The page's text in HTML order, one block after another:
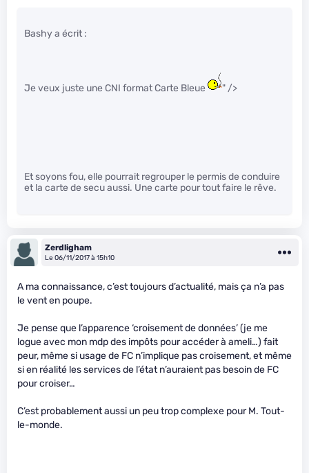
Bashy a écrit :
Je veux juste une CNI format Carte Bleue " />
Et soyons fou, elle pourrait regrouper le permis de conduire
et la carte de secu aussi. Une carte pour tout faire le rêve.
Zerdligham
Le 06/11/2017 à 15h10
A ma connaissance, c’est toujours d’actualité, mais ça n’a pas
le vent en poupe.
Je pense que l’apparence ‘croisement de données’ (je me
logue avec mon mdp des impôts pour accéder à ameli…) fait
peur, même si usage de FC n’implique pas croisement, et même
si en réalité les services de l’état n’auraient pas besoin de FC
pour croiser…
C’est probablement aussi un peu trop complexe pour M. Tout-
le-monde.